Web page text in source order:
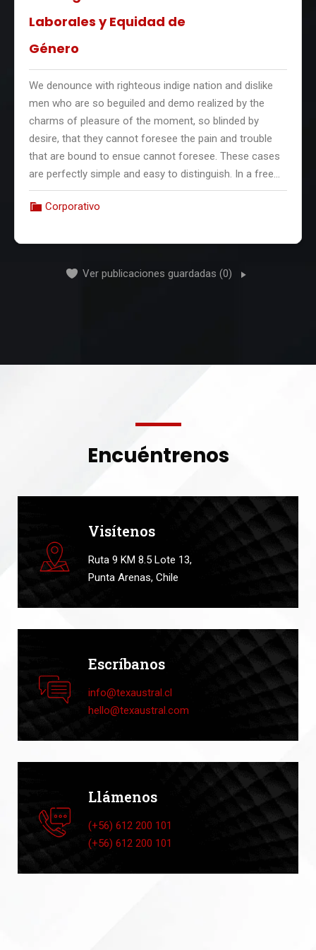
Puede revisar las publicaciones que hayan sido de
lanzamiento
charms of pleasure of the moment, so blinded by
desire, that they cannot foresee the pain and trouble
that are bound to ensue cannot foresee. These cases
are perfectly simple and easy to distinguish. In a free…
Corporativo
Laborales y Equidad de
Género
We denounce with righteous indige nation and dislike
men who are so beguiled and demo realized by the
charms of pleasure of the moment, so blinded by
desire, that they cannot foresee the pain and trouble
that are bound to ensue cannot foresee. These cases
are perfectly simple and easy to distinguish. In a free…
Corporativo
Ver publicaciones guardadas (0)
Encuéntrenos
Visítenos
Ruta 9 KM 8.5 Lote 13,
Punta Arenas, Chile
Escríbanos
info@texaustral.cl
hello@texaustral.com
Llámenos
(+56) 612 200 101
(+56) 612 200 101